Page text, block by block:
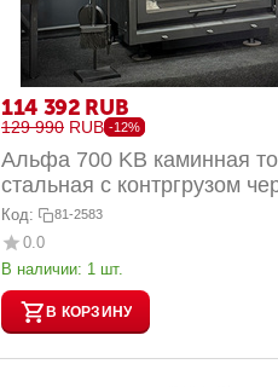
114 392 RUB
129 990 RUB -12%
Альфа 700 KВ каминная
стальная с контргрузом
шамот 12кВт
Код: 81-2583
0.0
В наличии: 1 шт.
В КОРЗИНУ